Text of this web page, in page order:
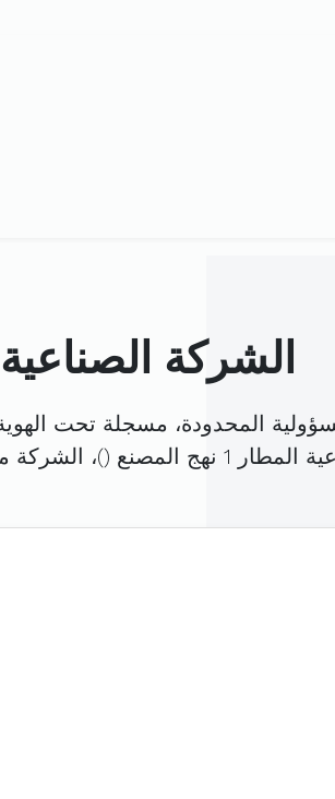
الشركة
المحدودة، مسجلة تحت
المصنع (
)،